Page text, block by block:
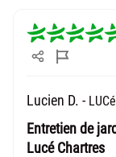
Lucien D. -
Entretien de
Lucé Chartres